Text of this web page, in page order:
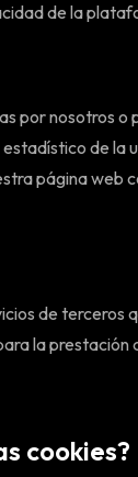
de la
por nosotros
de la
página web
de terceros
la
cookies?